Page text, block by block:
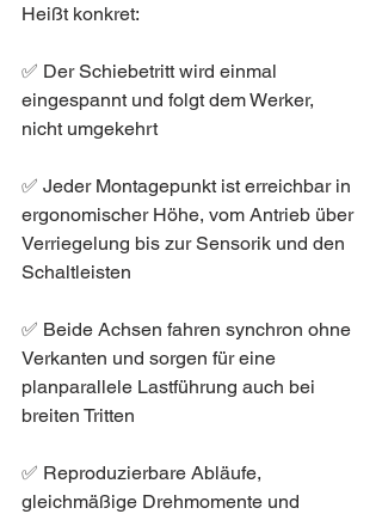
Heißt konkret:
✅ Der Schiebetritt wird einmal
eingespannt und folgt dem Werker,
nicht umgekehrt
✅ Jeder Montagepunkt ist erreichbar in
ergonomischer Höhe, vom Antrieb über
Verriegelung bis zur Sensorik und den
Schaltleisten
✅ Beide Achsen fahren synchron ohne
Verkanten und sorgen für eine
planparallele Lastführung auch bei
breiten Tritten
✅ Reproduzierbare Abläufe,
gleichmäßige Drehmomente und